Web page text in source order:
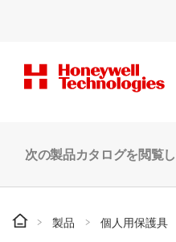
次の製品カタログを閲覧
製品 個人用保護具